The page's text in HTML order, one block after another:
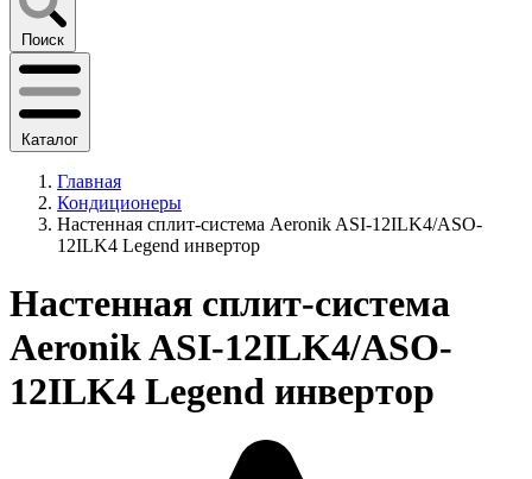
Поиск
Каталог
Главная
Кондиционеры
Настенная сплит-система Aeronik ASI-12ILK4/ASO-
12ILK4 Legend инвертoр
Настенная сплит-система
Aeronik ASI-12ILK4/ASO-
12ILK4 Legend инвертoр